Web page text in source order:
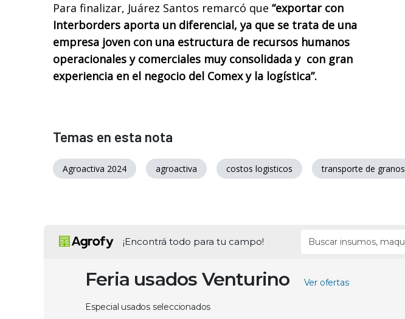
Para finalizar, Juárez Santos remarcó que “exportar con
Interborders aporta un diferencial, ya que se trata de una
empresa joven con una estructura de recursos humanos
operacionales y comerciales muy consolidada y con gran
experiencia en el negocio del Comex y la logística”.
Temas en esta nota
Agroactiva 2024 agroactiva costos logisticos transporte de granos
¡Encontrá todo para tu campo!
Feria usados Venturino Ver ofertas
Especial usados seleccionados